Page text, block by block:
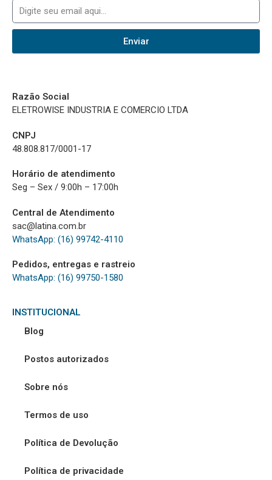
Enviar
Razão Social
ELETROWISE INDUSTRIA E COMERCIO LTDA
CNPJ
48.808.817/0001-17
Horário de atendimento
Seg – Sex / 9:00h – 17:00h
Central de Atendimento
sac@latina.com.br
WhatsApp: (16) 99742-4110
Pedidos, entregas e rastreio
WhatsApp: (16) 99750-1580
INSTITUCIONAL
Blog
Postos autorizados
Sobre nós
Termos de uso
Política de Devolução
Política de privacidade